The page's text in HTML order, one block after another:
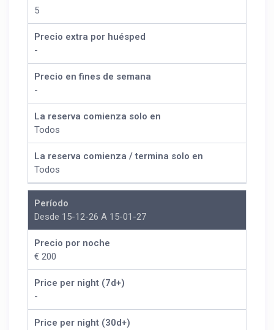
5
Precio extra por huésped
-
Precio en fines de semana
-
La reserva comienza solo en
Todos
La reserva comienza / termina solo en
Todos
Período
Desde 15-12-26 A 15-01-27
Precio por noche
€ 200
Price per night (7d+)
-
Price per night (30d+)